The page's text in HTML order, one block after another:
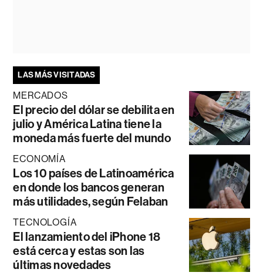
LAS MÁS VISITADAS
MERCADOS
El precio del dólar se debilita en
julio y América Latina tiene la
moneda más fuerte del mundo
ECONOMÍA
Los 10 países de Latinoamérica
en donde los bancos generan
más utilidades, según Felaban
TECNOLOGÍA
El lanzamiento del iPhone 18
está cerca y estas son las
últimas novedades